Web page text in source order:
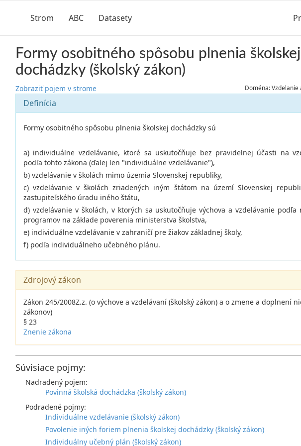
Strom ABC Datasety
Formy osobitného spôsobu plnenia školskej
dochádzky (školský zákon)
Zobraziť pojem v strome Doména: Vzdelanie
Definícia
Formy osobitného spôsobu plnenia školskej dochádzky sú
a) individuálne vzdelávanie, ktoré sa uskutočňuje bez pravidelnej účasti na
podľa tohto zákona (ďalej len "individuálne vzdelávanie"),
b) vzdelávanie v školách mimo územia Slovenskej republiky,
c) vzdelávanie v školách zriadených iným štátom na území Slovenskej
zastupiteľského úradu iného štátu,
d) vzdelávanie v školách, v ktorých sa uskutočňuje výchova a vzdelávanie podľa
programov na základe poverenia ministerstva školstva,
e) individuálne vzdelávanie v zahraničí pre žiakov základnej školy,
f) podľa individuálneho učebného plánu.
Zdrojový zákon
Zákon 245/2008Z.z. (o výchove a vzdelávaní (školský zákon) a o zmene a doplnení
zákonov)
§ 23
Znenie zákona
Súvisiace pojmy:
Nadradený pojem:
Povinná školská dochádzka (školský zákon)
Podradené pojmy:
Individuálne vzdelávanie (školský zákon)
Povolenie iných foriem plnenia školskej dochádzky (školský zákon)
Individuálny učebný plán (školský zákon)